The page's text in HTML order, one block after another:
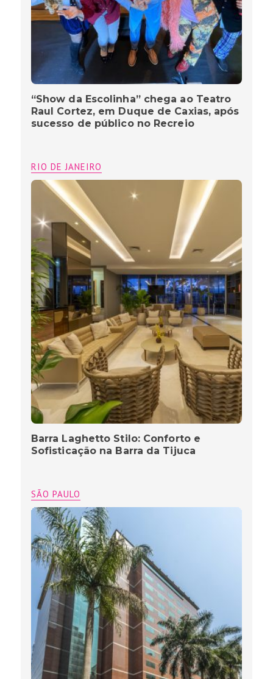
“Show da Escolinha” chega ao Teatro
Raul Cortez, em Duque de Caxias, após
sucesso de público no Recreio
RIO DE JANEIRO
Barra Laghetto Stilo: Conforto e
Sofisticação na Barra da Tijuca
SÃO PAULO